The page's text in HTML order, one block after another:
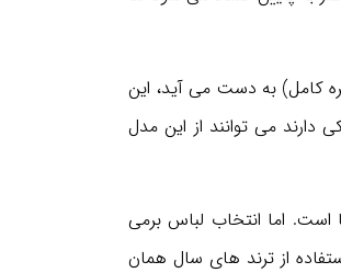
کامل) به دست می آید، این
می توانند از این مدل
است. اما انتخاب لباس برمی
از ترند های سال همان